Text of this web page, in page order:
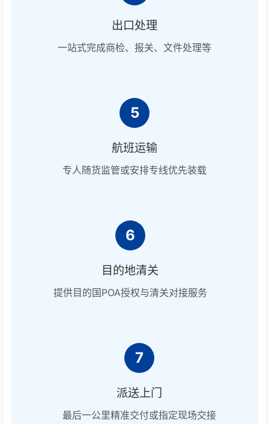
出口处理
一站式完成商检、报关、文件处理等
5
航班运输
专人随货监管或安排专线优先装载
6
目的地清关
提供目的国POA授权与清关对接服务
7
派送上门
最后一公里精准交付或指定现场交接